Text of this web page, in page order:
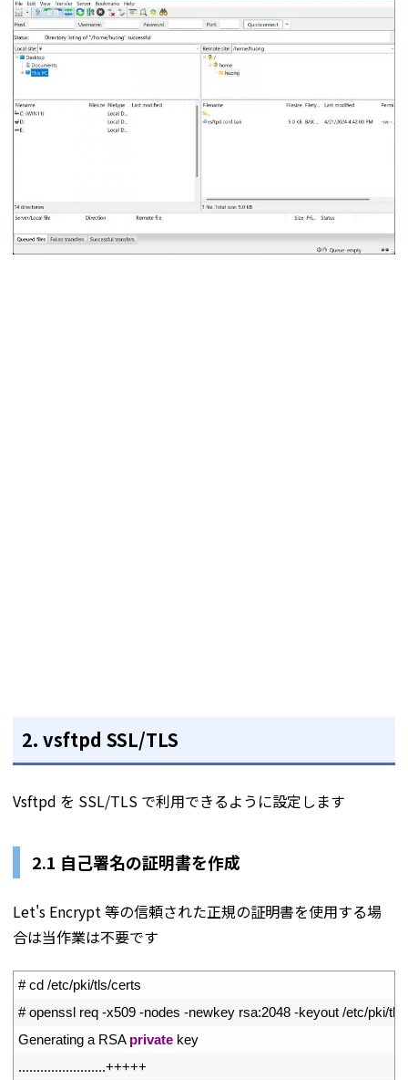
2. vsftpd SSL/TLS
Vsftpd を SSL/TLS で利用できるように設定します
2.1 自己署名の証明書を作成
Let's Encrypt 等の信頼された正規の証明書を使用する場
合は当作業は不要です
# cd /etc/pki/tls/certs
# openssl req -x509 -nodes -newkey rsa:2048 -keyout /etc/pki/
Generating a RSA private key
........................+++++